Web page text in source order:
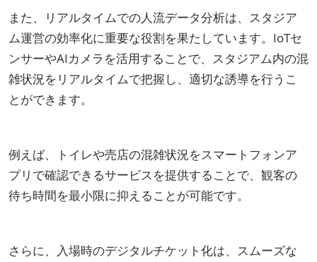
また、リアルタイムでの人流データ分析は、スタジア
ム運営の効率化に重要な役割を果たしています。IoTセ
ンサーやAIカメラを活用することで、スタジアム内の混
雑状況をリアルタイムで把握し、適切な誘導を行うこ
とができます。
例えば、トイレや売店の混雑状況をスマートフォンア
プリで確認できるサービスを提供することで、観客の
待ち時間を最小限に抑えることが可能です。
さらに、入場時のデジタルチケット化は、スムーズな